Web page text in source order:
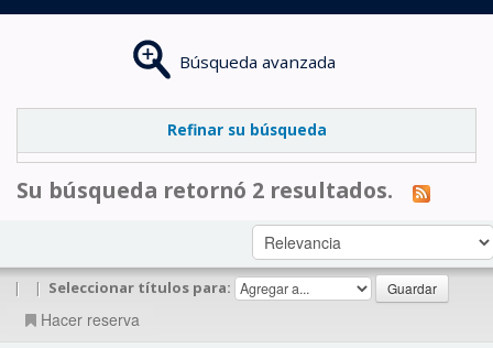
Búsqueda avanzada
Refinar su búsqueda
Su búsqueda retornó 2 resultados.
| | Seleccionar títulos para:
Hacer reserva